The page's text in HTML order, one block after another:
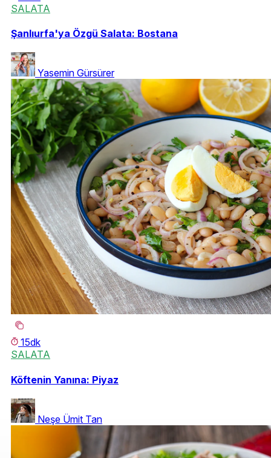
SALATA
Şanlıurfa'ya Özgü Salata: Bostana
Yasemin Gürsürer
15dk
SALATA
Köftenin Yanına: Piyaz
Neşe Ümit Tan